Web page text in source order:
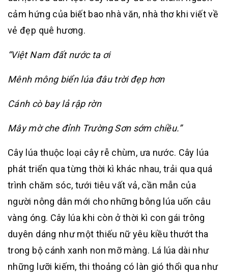
cảm hứng của biết bao nhà văn, nhà thơ khi viết về
vẻ đẹp quê hương.
“Việt Nam đất nước ta ơi
Mênh mông biển lúa đâu trời đẹp hơn
Cánh cò bay lả rập rờn
Mây mờ che đỉnh Trường Sơn sớm chiều.”
Cây lúa thuộc loại cây rễ chùm, ưa nước. Cây lúa
phát triển qua từng thời kì khác nhau, trải qua quá
trình chăm sóc, tưới tiêu vất vả, cần mẫn của
người nông dân mới cho những bông lúa uốn câu
vàng óng. Cây lúa khi còn ở thời kì con gái trông
duyên dáng như một thiếu nữ yêu kiều thướt tha
trong bộ cánh xanh non mỡ màng. Lá lúa dài như
những lưỡi kiếm, thi thoảng có làn gió thổi qua như